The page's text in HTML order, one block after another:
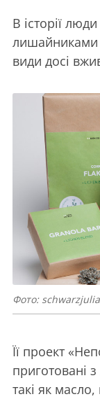
В історії
лишайниками
види досі
Фото:
Її проект
приготовані
такі як